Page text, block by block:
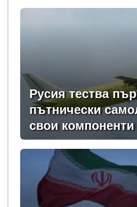
Русия тества
пътнически
свои